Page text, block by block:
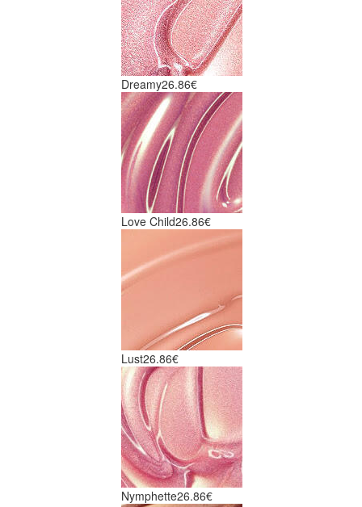
Dreamy26.86€
Love Child26.86€
Lust26.86€
Nymphette26.86€